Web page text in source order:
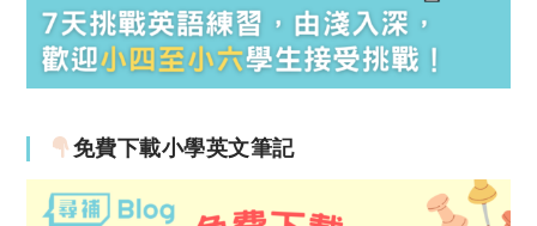
免費下載小學英文筆記